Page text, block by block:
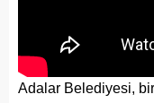
Adalar Belediyesi,